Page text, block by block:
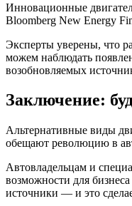
Инновационные
Bloomberg New Energy
Эксперты уверены, что
можем наблюдать
возобновляемых
Заключение:
Альтернативные виды
обещают революцию в
Автовладельцам и
возможности для
источники — и это